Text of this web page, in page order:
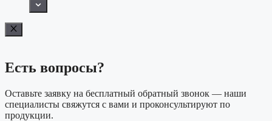
Есть вопросы?
Оставьте заявку на бесплатный обратный звонок — наши
специалисты свяжутся с вами и проконсультируют по
продукции.